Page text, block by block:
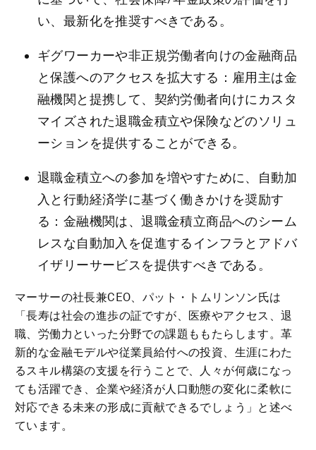
い、最新化を推奨すべきである。
ギグワーカーや非正規労働者向けの金融商品
と保護へのアクセスを拡大する：雇用主は金
融機関と提携して、契約労働者向けにカスタ
マイズされた退職金積立や保険などのソリュ
ーションを提供することができる。
退職金積立への参加を増やすために、自動加
入と行動経済学に基づく働きかけを奨励す
る：金融機関は、退職金積立商品へのシーム
レスな自動加入を促進するインフラとアドバ
イザリーサービスを提供すべきである。
マーサーの社長兼CEO、パット・トムリンソン氏は
「長寿は社会の進歩の証ですが、医療やアクセス、退
職、労働力といった分野での課題ももたらします。革
新的な金融モデルや従業員給付への投資、生涯にわた
るスキル構築の支援を行うことで、人々が何歳になっ
ても活躍でき、企業や経済が人口動態の変化に柔軟に
対応できる未来の形成に貢献できるでしょう」と述べ
ています。